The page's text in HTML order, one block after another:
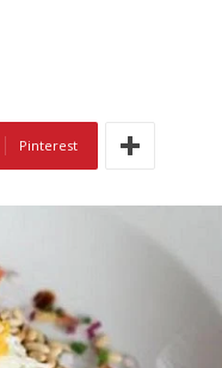
Pinterest